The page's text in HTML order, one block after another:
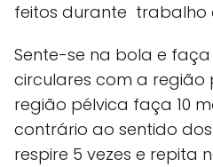
feitos durante trabalho
Sente-se na bola e
circulares com a região
região pélvica faça 10
contrário ao sentido
respire 5 vezes e repita